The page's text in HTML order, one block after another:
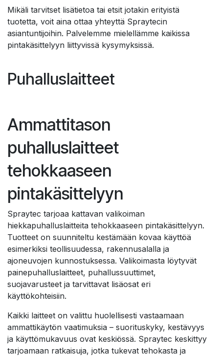
Mikäli tarvitset lisätietoa tai etsit jotakin erityistä
tuotetta, voit aina ottaa yhteyttä Spraytecin
asiantuntijoihin. Palvelemme mielellämme kaikissa
pintakäsittelyyn liittyvissä kysymyksissä.
Puhalluslaitteet
Ammattitason
puhalluslaitteet
tehokkaaseen
pintakäsittelyyn
Spraytec tarjoaa kattavan valikoiman
hiekkapuhalluslaitteita tehokkaaseen pintakäsittelyyn.
Tuotteet on suunniteltu kestämään kovaa käyttöä
esimerkiksi teollisuudessa, rakennusalalla ja
ajoneuvojen kunnostuksessa. Valikoimasta löytyvät
painepuhalluslaitteet, puhallussuuttimet,
suojavarusteet ja tarvittavat lisäosat eri
käyttökohteisiin.
Kaikki laitteet on valittu huolellisesti vastaamaan
ammattikäytön vaatimuksia – suorituskyky, kestävyys
ja käyttömukavuus ovat keskiössä. Spraytec keskittyy
tarjoamaan ratkaisuja, jotka tukevat tehokasta ja